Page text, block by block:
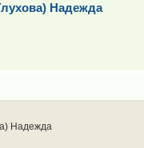
Надежда
Надежда